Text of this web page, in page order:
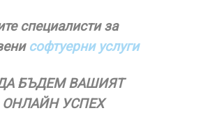
специалисти за
софтуерни услуги
БЪДЕМ ВАШИЯТ
УСПЕХ